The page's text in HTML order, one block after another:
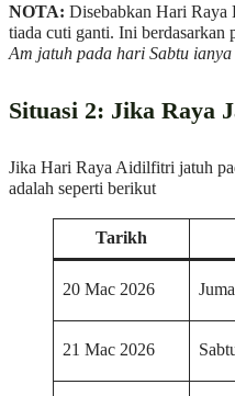
NOTA: Disebabkan Hari Raya
tiada cuti ganti. Ini berdasarkan
Am jatuh pada hari Sabtu
Situasi 2: Jika Raya
Jika Hari Raya Aidilfitri jatuh
adalah seperti berikut
Tarikh
20 Mac 2026
21 Mac 2026